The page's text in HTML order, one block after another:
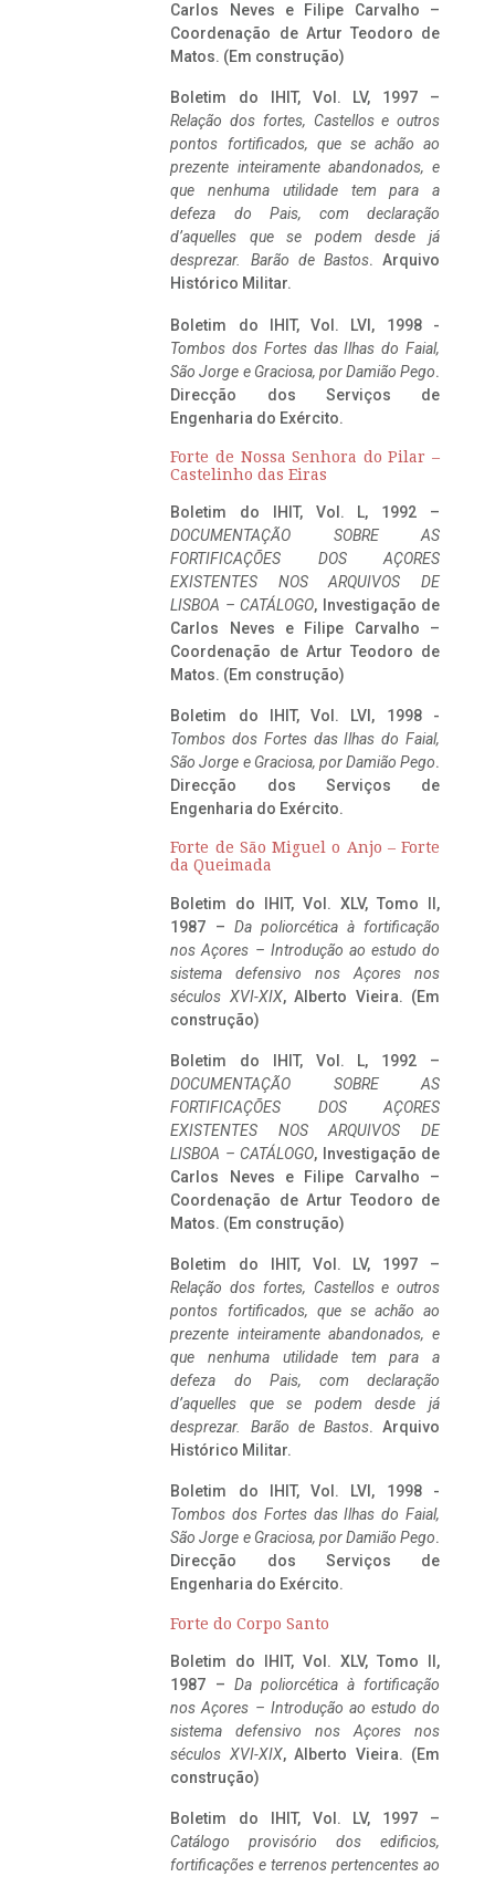
Carlos Neves e Filipe Carvalho –
Coordenação de Artur Teodoro de
Matos. (Em construção)
Boletim do IHIT, Vol. LV, 1997 –
Relação dos fortes, Castellos e outros
pontos fortificados, que se achão ao
prezente inteiramente abandonados, e
que nenhuma utilidade tem para a
defeza do Pais, com declaração
d’aquelles que se podem desde já
desprezar. Barão de Bastos. Arquivo
Histórico Militar.
Boletim do IHIT, Vol. LVI, 1998 -
Tombos dos Fortes das Ilhas do Faial,
São Jorge e Graciosa, por Damião Pego.
Direcção dos Serviços de
Engenharia do Exército.
Forte de Nossa Senhora do Pilar –
Castelinho das Eiras
Boletim do IHIT, Vol. L, 1992 –
DOCUMENTAÇÃO SOBRE AS
FORTIFICAÇÕES DOS AÇORES
EXISTENTES NOS ARQUIVOS DE
LISBOA – CATÁLOGO, Investigação de
Carlos Neves e Filipe Carvalho –
Coordenação de Artur Teodoro de
Matos. (Em construção)
Boletim do IHIT, Vol. LVI, 1998 -
Tombos dos Fortes das Ilhas do Faial,
São Jorge e Graciosa, por Damião Pego.
Direcção dos Serviços de
Engenharia do Exército.
Forte de São Miguel o Anjo – Forte
da Queimada
Boletim do IHIT, Vol. XLV, Tomo II,
1987 – Da poliorcética à fortificação
nos Açores – Introdução ao estudo do
sistema defensivo nos Açores nos
séculos XVI-XIX, Alberto Vieira. (Em
construção)
Boletim do IHIT, Vol. L, 1992 –
DOCUMENTAÇÃO SOBRE AS
FORTIFICAÇÕES DOS AÇORES
EXISTENTES NOS ARQUIVOS DE
LISBOA – CATÁLOGO, Investigação de
Carlos Neves e Filipe Carvalho –
Coordenação de Artur Teodoro de
Matos. (Em construção)
Boletim do IHIT, Vol. LV, 1997 –
Relação dos fortes, Castellos e outros
pontos fortificados, que se achão ao
prezente inteiramente abandonados, e
que nenhuma utilidade tem para a
defeza do Pais, com declaração
d’aquelles que se podem desde já
desprezar. Barão de Bastos. Arquivo
Histórico Militar.
Boletim do IHIT, Vol. LVI, 1998 -
Tombos dos Fortes das Ilhas do Faial,
São Jorge e Graciosa, por Damião Pego.
Direcção dos Serviços de
Engenharia do Exército.
Forte do Corpo Santo
Boletim do IHIT, Vol. XLV, Tomo II,
1987 – Da poliorcética à fortificação
nos Açores – Introdução ao estudo do
sistema defensivo nos Açores nos
séculos XVI-XIX, Alberto Vieira. (Em
construção)
Boletim do IHIT, Vol. LV, 1997 –
Catálogo provisório dos edificios,
fortificações e terrenos pertencentes ao